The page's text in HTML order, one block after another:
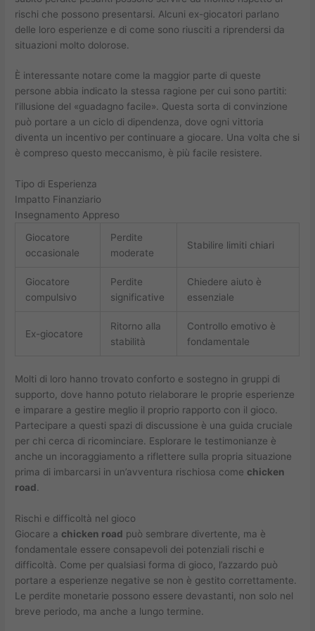
rischi che possono presentarsi. Alcuni ex-giocatori parlano
delle loro esperienze e di come sono riusciti a riprendersi da
situazioni molto dolorose.
È interessante notare come la maggior parte di queste
persone abbia indicato la stessa ragione per cui sono partiti:
l’illusione del «guadagno facile». Questa sorta di convinzione
può portare a un ciclo di dipendenza, dove ogni vittoria
diventa un incentivo per continuare a giocare. Una volta che si
è compreso questo meccanismo, è più facile resistere.
Tipo di Esperienza
Impatto Finanziario
Insegnamento Appreso
Giocatore
occasionale
Perdite
moderate
Stabilire limiti chiari
Giocatore
compulsivo
Perdite
significative
Chiedere aiuto è
essenziale
Ex-giocatore
Ritorno alla
stabilità
Controllo emotivo è
fondamentale
Molti di loro hanno trovato conforto e sostegno in gruppi di
supporto, dove hanno potuto rielaborare le proprie esperienze
e imparare a gestire meglio il proprio rapporto con il gioco.
Partecipare a questi spazi di discussione è una guida cruciale
per chi cerca di ricominciare. Esplorare le testimonianze è
anche un incoraggiamento a riflettere sulla propria situazione
prima di imbarcarsi in un’avventura rischiosa come chicken
road
Rischi e difficoltà nel gioco
Giocare a chicken road può sembrare divertente, ma è
fondamentale essere consapevoli dei potenziali rischi e
difficoltà. Come per qualsiasi forma di gioco, l’azzardo può
portare a esperienze negative se non è gestito correttamente.
Le perdite monetarie possono essere devastanti, non solo nel
breve periodo, ma anche a lungo termine.